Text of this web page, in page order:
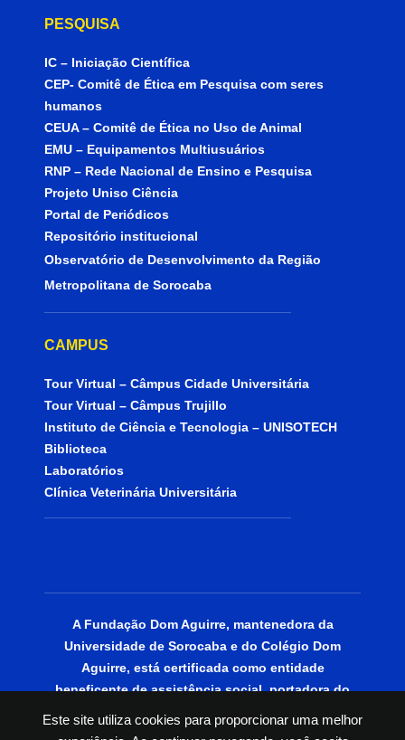
Este site utiliza cookies para proporcionar uma melhor
PESQUISA
IC – Iniciação Científica
CEP- Comitê de Ética em Pesquisa com seres
humanos
CEUA – Comitê de Ética no Uso de Animal
EMU – Equipamentos Multiusuários
RNP – Rede Nacional de Ensino e Pesquisa
Projeto Uniso Ciência
Portal de Periódicos
Repositório institucional
Observatório de Desenvolvimento da Região
Metropolitana de Sorocaba
CAMPUS
Tour Virtual – Câmpus Cidade Universitária
Tour Virtual – Câmpus Trujillo
Instituto de Ciência e Tecnologia – UNISOTECH
Biblioteca
Laboratórios
Clínica Veterinária Universitária
A Fundação Dom Aguirre, mantenedora da
Universidade de Sorocaba e do Colégio Dom
Aguirre, está certificada como entidade
beneficente de assistência social, portadora do